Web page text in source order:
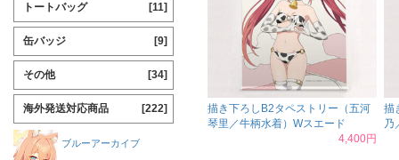
描き下ろしB2タペストリー（五河
琴里／牛柄水着）Wスエード
4,400円
描
乃
トートバッグ [11]
缶バッジ [9]
その他 [34]
海外発送対応商品 [222]
ブルーアーカイブ